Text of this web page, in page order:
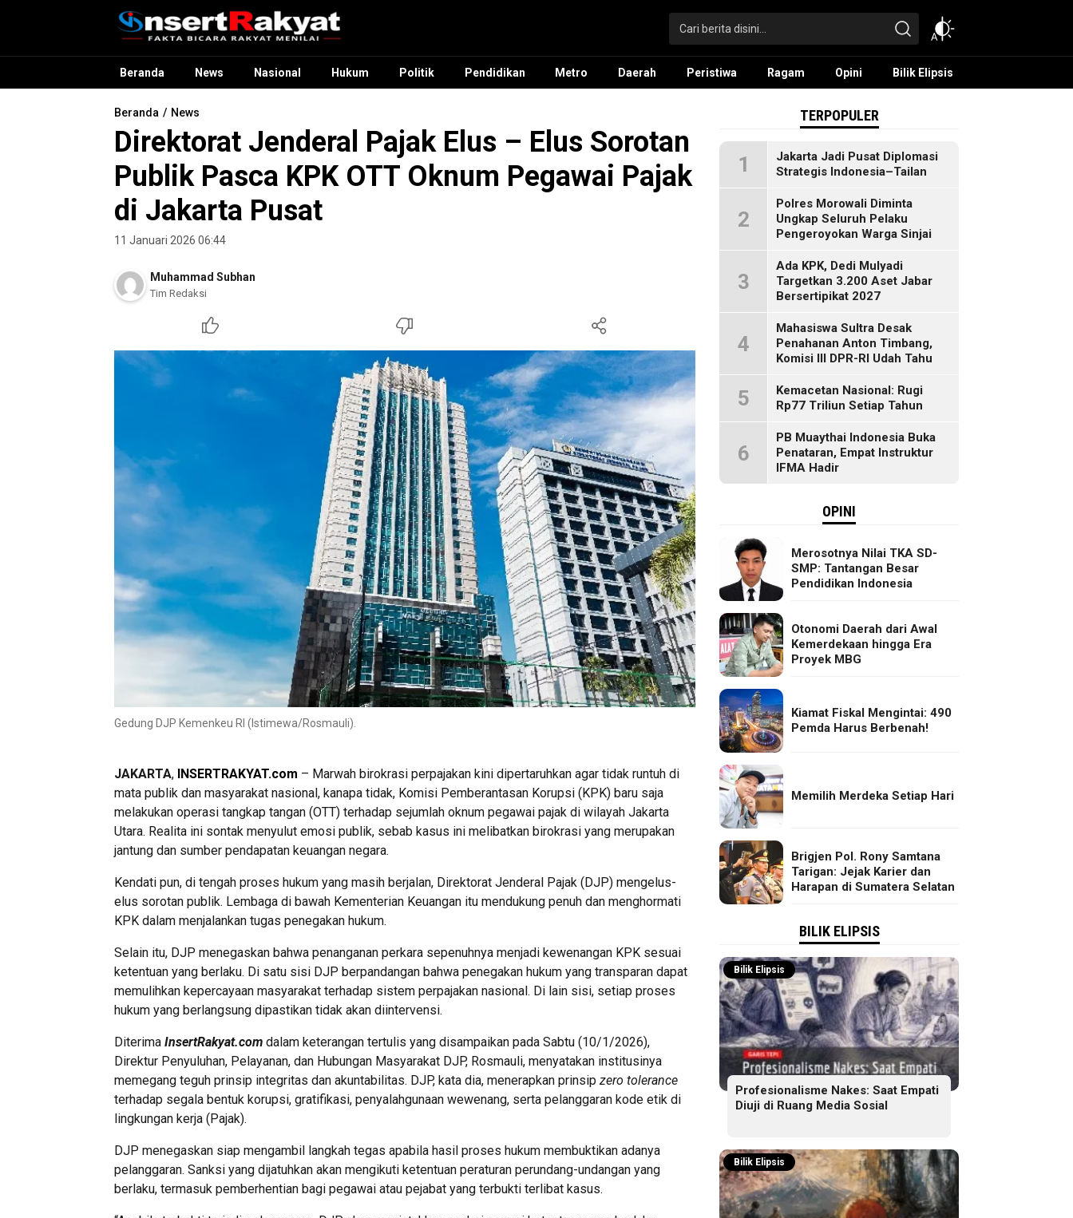
InsertRakyat.com
Fakta Bicara Rakyat Menilai
Beranda News Nasional Hukum Politik Pendidikan Metro Daerah Peristiwa Ragam Opini Bilik Elipsis
Beranda News
Direktorat Jenderal Pajak Elus – Elus Sorotan
Publik Pasca KPK OTT Oknum Pegawai Pajak
di Jakarta Pusat
11 Januari 2026 06:44
Muhammad Subhan
Tim Redaksi
Gedung DJP Kemenkeu RI (Istimewa/Rosmauli).
JAKARTA, INSERTRAKYAT.com – Marwah birokrasi perpajakan kini dipertaruhkan agar tidak runtuh di
mata publik dan masyarakat nasional, kanapa tidak, Komisi Pemberantasan Korupsi (KPK) baru saja
melakukan operasi tangkap tangan (OTT) terhadap sejumlah oknum pegawai pajak di wilayah Jakarta
Utara. Realita ini sontak menyulut emosi publik, sebab kasus ini melibatkan birokrasi yang merupakan
jantung dan sumber pendapatan keuangan negara.
Kendati pun, di tengah proses hukum yang masih berjalan, Direktorat Jenderal Pajak (DJP) mengelus-
elus sorotan publik. Lembaga di bawah Kementerian Keuangan itu mendukung penuh dan menghormati
KPK dalam menjalankan tugas penegakan hukum.
Selain itu, DJP menegaskan bahwa penanganan perkara sepenuhnya menjadi kewenangan KPK sesuai
ketentuan yang berlaku. Di satu sisi DJP berpandangan bahwa penegakan hukum yang transparan dapat
memulihkan kepercayaan masyarakat terhadap sistem perpajakan nasional. Di lain sisi, setiap proses
hukum yang berlangsung dipastikan tidak akan diintervensi.
Diterima InsertRakyat.com dalam keterangan tertulis yang disampaikan pada Sabtu (10/1/2026),
Direktur Penyuluhan, Pelayanan, dan Hubungan Masyarakat DJP, Rosmauli, menyatakan institusinya
memegang teguh prinsip integritas dan akuntabilitas. DJP, kata dia, menerapkan prinsip zero tolerance
terhadap segala bentuk korupsi, gratifikasi, penyalahgunaan wewenang, serta pelanggaran kode etik di
lingkungan kerja (Pajak).
DJP menegaskan siap mengambil langkah tegas apabila hasil proses hukum membuktikan adanya
pelanggaran. Sanksi yang dijatuhkan akan mengikuti ketentuan peraturan perundang-undangan yang
berlaku, termasuk pemberhentian bagi pegawai atau pejabat yang terbukti terlibat kasus.
TERPOPULER
1
Jakarta Jadi Pusat Diplomasi
Strategis Indonesia–Tailan
2
Polres Morowali Diminta
Ungkap Seluruh Pelaku
Pengeroyokan Warga Sinjai
3
Ada KPK, Dedi Mulyadi
Targetkan 3.200 Aset Jabar
Bersertipikat 2027
4
Mahasiswa Sultra Desak
Penahanan Anton Timbang,
Komisi III DPR-RI Udah Tahu
5
Kemacetan Nasional: Rugi
Rp77 Triliun Setiap Tahun
6
PB Muaythai Indonesia Buka
Penataran, Empat Instruktur
IFMA Hadir
OPINI
Merosotnya Nilai TKA SD-
SMP: Tantangan Besar
Pendidikan Indonesia
Otonomi Daerah dari Awal
Kemerdekaan hingga Era
Proyek MBG
Kiamat Fiskal Mengintai: 490
Pemda Harus Berbenah!
Memilih Merdeka Setiap Hari
Brigjen Pol. Rony Samtana
Tarigan: Jejak Karier dan
Harapan di Sumatera Selatan
BILIK ELIPSIS
Bilik Elipsis
Profesionalisme Nakes: Saat Empati
Diuji di Ruang Media Sosial
Bilik Elipsis